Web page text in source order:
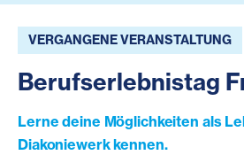
VERGANGENE VERANSTALTUNG
Berufserlebnistag
Lerne deine Möglichkeiten als
Diakoniewerk kennen.